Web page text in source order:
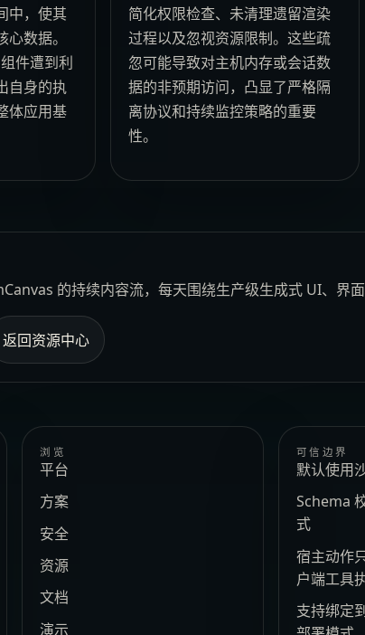
中，使其
数据。
件遭到利
自身的执
体应用基
简化权限检查、未清理遗留渲染
过程以及忽视资源限制。这些疏
忽可能导致对主机内存或会话数
据的非预期访问，凸显了严格隔
离协议和持续监控策略的重要
性。
的持续内容流，每天围绕生产级生成式 UI、界
返回资源中心
浏览
平台
方案
安全
资源
文档
演示
可信边界
默认使用
Schema
式
宿主动作
户端工具
支持绑定